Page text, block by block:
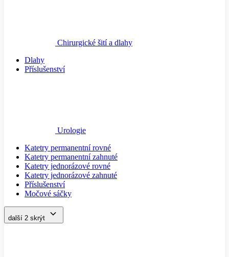
Chirurgické šití a dlahy
Dlahy
Příslušenství
Urologie
Katetry permanentní rovné
Katetry permanentní zahnuté
Katetry jednorázové rovné
Katetry jednorázové zahnuté
Příslušenství
Močové sáčky
další 2 skrýt